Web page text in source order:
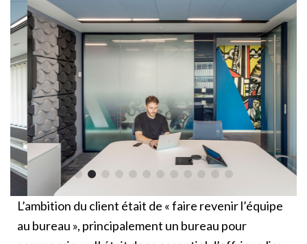
L’ambition du client était de « faire revenir l’équipe
au bureau », principalement un bureau pour